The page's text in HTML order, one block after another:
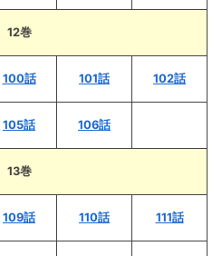
12巻
100話 101話 102話
105話 106話
13巻
109話 110話 111話